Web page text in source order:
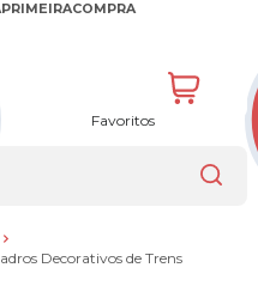
Favoritos
Decorativos de Trens